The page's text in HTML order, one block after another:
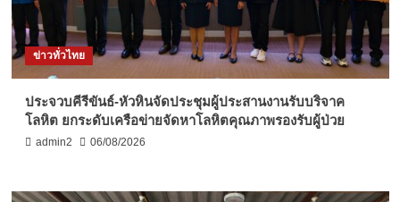
ข่าวทั่วไทย
ประจวบคีรีขันธ์-หัวหินจัดประชุมผู้ประสานงานรับบริจาค
โลหิต ยกระดับเครือข่ายจัดหาโลหิตคุณภาพรองรับผู้ป่วย
admin2 06/08/2026